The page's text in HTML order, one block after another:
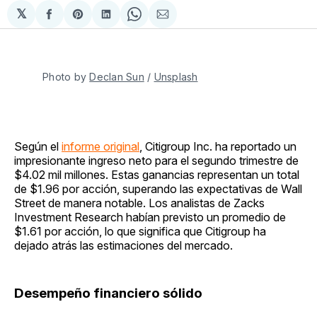
𝕏
Compartir
en
Share
on
Compartir
en
Share
on
Compartir
via
Photo by Declan Sun / Unsplash
Según el informe original , Citigroup Inc. ha reportado un
impresionante ingreso neto para el segundo trimestre de
$4.02 mil millones. Estas ganancias representan un total
de $1.96 por acción, superando las expectativas de Wall
Street de manera notable. Los analistas de Zacks
Investment Research habían previsto un promedio de
$1.61 por acción, lo que significa que Citigroup ha
dejado atrás las estimaciones del mercado.
Desempeño financiero sólido